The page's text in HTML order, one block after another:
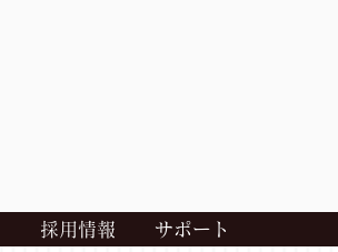
採用情報 サポート